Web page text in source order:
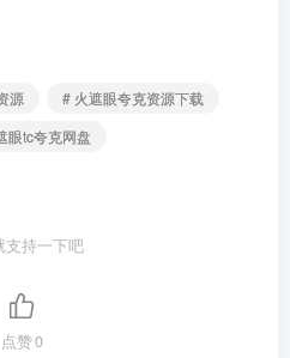
源
# 火遮眼夸克资源下载
眼tc夸克网盘
支持一下吧
点赞0